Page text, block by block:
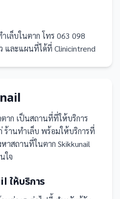
เล็บในตาก โทร 063 098
และแผนที่ได้ที่ Clinicintrend
าก เป็นสถานที่ที่ให้บริการ
ร้านทำเล็บ พร้อมให้บริการที่
าสถานที่ในตาก Skikkunail
ใจ
ให้บริการ